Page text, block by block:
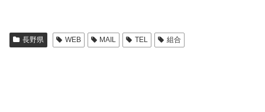
長野県 WEB MAIL TEL 組合